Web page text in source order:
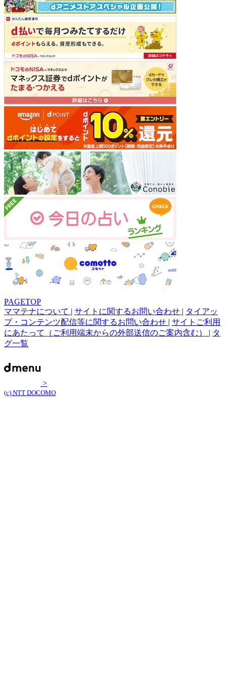
PAGETOP
ママテナについて | サイトに関するお問い合わせ | タイアッ
プ・コンテンツ配信等に関するお問い合わせ | サイトご利用
にあたって（ご利用端末からの外部送信のご案内含む） | タ
グ一覧
>
(c) NTT DOCOMO